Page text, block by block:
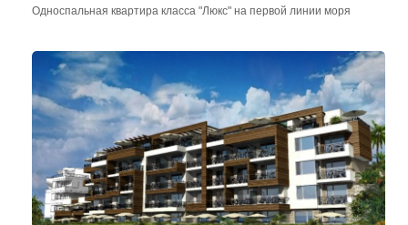
Односпальная квартира класса "Люкс" на первой линии моря